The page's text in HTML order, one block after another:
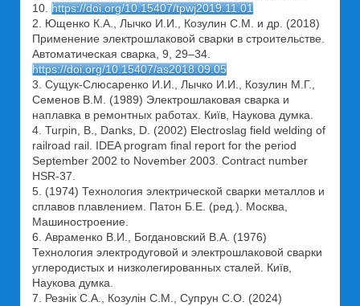
10. https://doi.org/10.15407/tpwj2019.11.01
2. Ющенко К.А., Лычко И.И., Козулин С.М. и др. (2018)
Применение электрошлаковой сварки в строительстве.
Автоматическая сварка, 9, 29–34.
https://doi.org/10.15407/as2018.09.05
3. Сущук-Слюсаренко И.И., Лычко И.И., Козулин М.Г.,
Семенов В.М. (1989) Электрошлаковая сварка и
наплавка в ремонтных работах. Київ, Наукова думка.
4. Turpin, B., Danks, D. (2002) Electroslag field welding of
railroad rail. IDEA program final report for the period
September 2002 to November 2003. Contract number
HSR-37.
5. (1974) Технология электрической сварки металлов и
сплавов плавлением. Патон Б.Е. (ред.). Москва,
Машиностроение.
6. Авраменко В.И., Богдановский В.А. (1976)
Технология электродуговой и электрошлаковой сварки
углеродистых и низколегированных сталей. Київ,
Наукова думка.
7. Резнік С.А., Козулін С.М., Супрун С.О. (2024)